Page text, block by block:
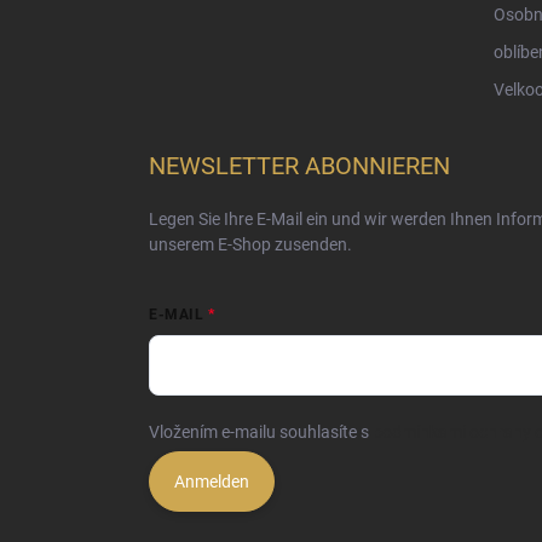
NEWSLETTER ABONNIEREN
Legen Sie Ihre E-Mail ein und wir werden Ihnen
unserem E-Shop zusenden.
E-MAIL
Vložením e-mailu souhlasíte s
Anmelden